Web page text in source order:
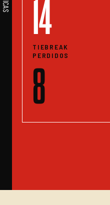
14
TIEBREAK
PERDIDOS
8